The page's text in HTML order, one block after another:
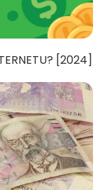
[2024]